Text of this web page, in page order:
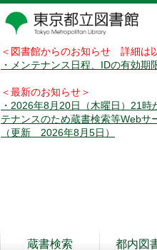
＜図書館からのお知らせ 詳細は
・メンテナンス日程、IDの有効
＜最新のお知らせ＞
・2026年8月20日（木曜日）21
テナンスのため蔵書検索等Webサ
（更新 2026年8月5日）
蔵書検索
都内図